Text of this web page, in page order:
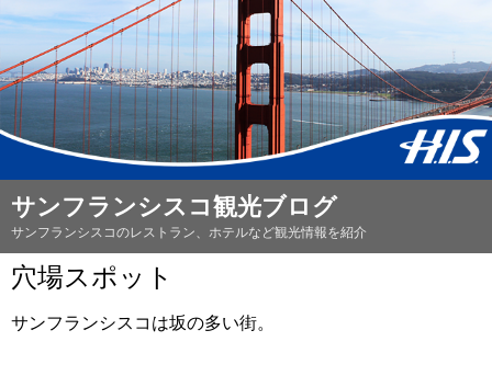
サンフランシスコ観光ブログ
サンフランシスコのレストラン、ホテルなど観光情報を紹介
穴場スポット
サンフランシスコは坂の多い街。